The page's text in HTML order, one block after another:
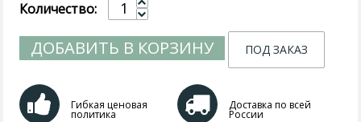
Количество:
ДОБАВИТЬ В КОРЗИНУ ПОД ЗАКАЗ
Гибкая ценовая
политика
Доставка по всей
России